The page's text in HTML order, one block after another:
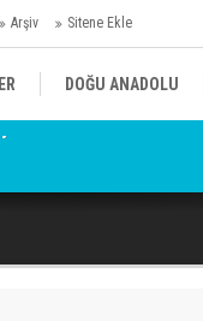
Arşiv Sitene Ekle
DOĞU ANADOLU